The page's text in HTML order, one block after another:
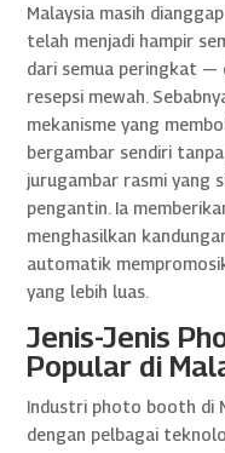
Malaysia masih
telah menjadi hampir
dari semua peringkat —
resepsi mewah.
mekanisme yang
bergambar sendiri
jurugambar rasmi yang
pengantin. Ia
menghasilkan
automatik
yang lebih luas.
Jenis-Jenis
Popular di
Industri photo booth di
dengan pelbagai